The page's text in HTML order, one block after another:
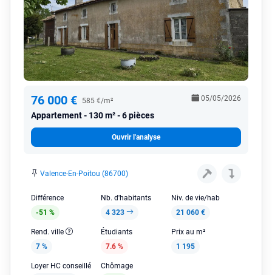
76 000 € 585 €/m²
Appartement 130 m² - 6 pièces
05/05/2026
Ouvrir l'analyse
Valence-En-Poitou (86700)
Différence
-51 %
Nb. d'habitants
4 323
Niv. de vie/hab
21 060 €
Rend. ville
7 %
Étudiants
7.6 %
Prix au m²
1 195
Loyer HC conseillé
Chômage